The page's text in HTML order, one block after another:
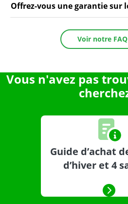
Offrez-vous une garantie sur
Voir notre FAQ
Vous n'avez pas
Guide d’achat
d’hiver et 4